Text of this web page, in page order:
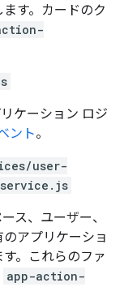
す。カードのク
ケーション ロジ
ント。
user-
ス、ユーザー、
アプリケーショ
。これらのファ
app-action-